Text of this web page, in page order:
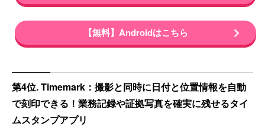
【無料】Androidはこちら
第4位. Timemark：撮影と同時に日付と位置情報を自動
で刻印できる！業務記録や証拠写真を確実に残せるタイ
ムスタンプアプリ